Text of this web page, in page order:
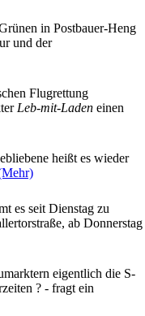
in Postbauer-Heng
und der
Flugrettung
Leb-mit-Laden einen
heißt es wieder
es seit Dienstag zu
ab Donnerstag
eigentlich die S-
? - fragt ein